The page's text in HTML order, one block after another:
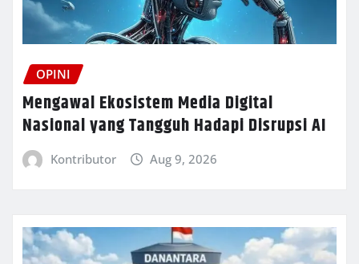
OPINI
Mengawal Ekosistem Media Digital
Nasional yang Tangguh Hadapi Disrupsi AI
Kontributor Aug 9, 2026